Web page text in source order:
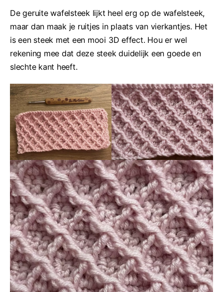
De geruite wafelsteek lijkt heel erg op de wafelsteek,
maar dan maak je ruitjes in plaats van vierkantjes. Het
is een steek met een mooi 3D effect. Hou er wel
rekening mee dat deze steek duidelijk een goede en
slechte kant heeft.